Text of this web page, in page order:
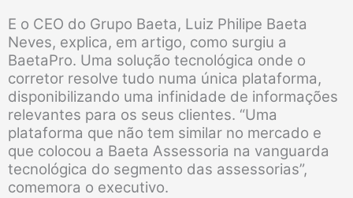
E o CEO do Grupo Baeta, Luiz Philipe Baeta
Neves, explica, em artigo, como surgiu a
BaetaPro. Uma solução tecnológica onde o
corretor resolve tudo numa única plataforma,
disponibilizando uma infinidade de informações
relevantes para os seus clientes. “Uma
plataforma que não tem similar no mercado e
que colocou a Baeta Assessoria na vanguarda
tecnológica do segmento das assessorias”,
comemora o executivo.